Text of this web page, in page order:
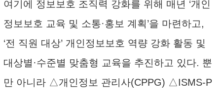
여기에 정보보호 조직력 강화를 위해 매년 ‘개인
정보보호 교육 및 소통·홍보 계획’을 마련하고,
‘전 직원 대상’ 개인정보보호 역량 강화 활동 및
대상별·수준별 맞춤형 교육을 추진하고 있다. 뿐
만 아니라 △개인정보 관리사(CPPG) △ISMS-P